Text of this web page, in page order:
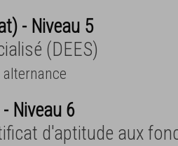
- Niveau 5
(DEES)
Niveau 6
d'aptitude aux